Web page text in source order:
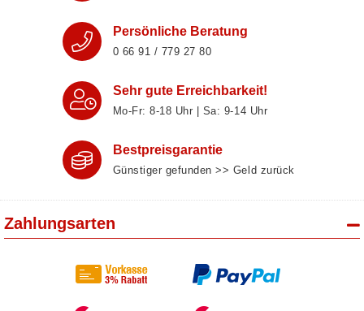
Persönliche Beratung
0 66 91 / 779 27 80
Sehr gute Erreichbarkeit!
Mo-Fr: 8‑18 Uhr | Sa: 9‑14 Uhr
Bestpreisgarantie
Günstiger gefunden >> Geld zurück
Zahlungsarten